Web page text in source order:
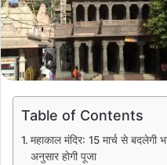
Table of Contents
महाकाल मंदिर: 15 मार्च से बदलेगी
अनुसार होगी पूजा